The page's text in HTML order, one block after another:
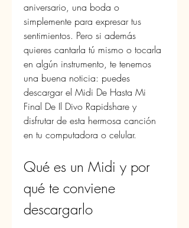
aniversario, una boda o
simplemente para expresar tus
sentimientos. Pero si además
quieres cantarla tú mismo o tocarla
en algún instrumento, te tenemos
una buena noticia: puedes
descargar el Midi De Hasta Mi
Final De Il Divo Rapidshare y
disfrutar de esta hermosa canción
en tu computadora o celular.
Qué es un Midi y por
qué te conviene
descargarlo